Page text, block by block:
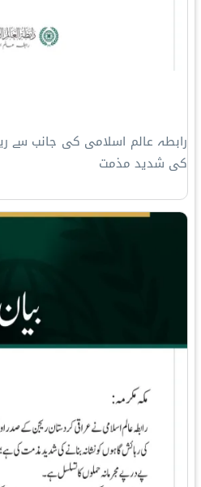
رابطہ عالم اسلامی کی جانب سے
کی شدید مذمت